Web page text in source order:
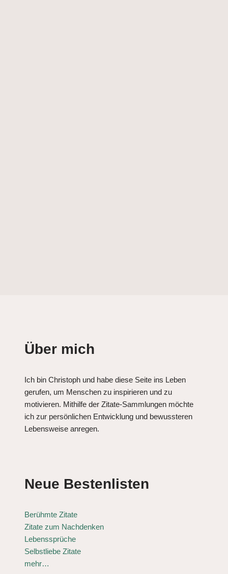
Über mich
Ich bin Christoph und habe diese Seite ins Leben
gerufen, um Menschen zu inspirieren und zu
motivieren. Mithilfe der Zitate-Sammlungen möchte
ich zur persönlichen Entwicklung und bewussteren
Lebensweise anregen.
Neue Bestenlisten
Berühmte Zitate
Zitate zum Nachdenken
Lebenssprüche
Selbstliebe Zitate
mehr…